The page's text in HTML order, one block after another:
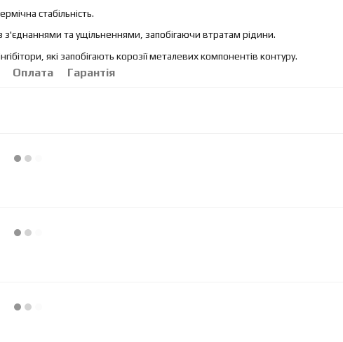
стабільність.
з'єднаннями та ущільненнями, запобігаючи втратам рідини.
які запобігають корозії металевих компонентів контуру.
Оплата Гарантія